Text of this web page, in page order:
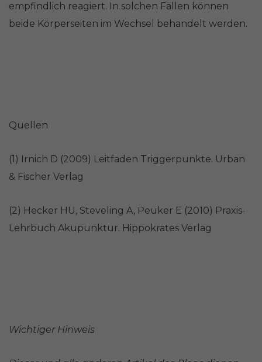
empfindlich reagiert. In solchen Fällen können
beide Körperseiten im Wechsel behandelt werden.
Quellen
(1) Irnich D (2009) Leitfaden Triggerpunkte. Urban
& Fischer Verlag
(2) Hecker HU, Steveling A, Peuker E (2010) Praxis-
Lehrbuch Akupunktur. Hippokrates Verlag
Wichtiger Hinweis